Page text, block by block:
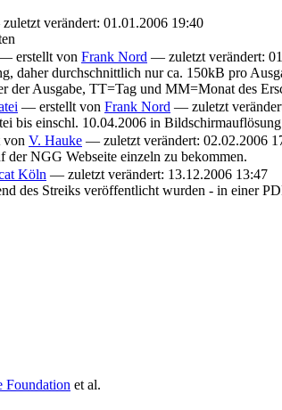
verändert: 01.01.2006 19:40
erstellt von Frank Nord — zuletzt verändert:
daher durchschnittlich nur ca. 150kB pro
Ausgabe, TT=Tag und MM=Monat des
— erstellt von Frank Nord — zuletzt
bis einschl. 10.04.2006 in
von V. Hauke — zuletzt verändert: 02.02.2006
NGG Webseite einzeln zu bekommen.
Köln — zuletzt verändert: 13.12.2006 13:47
des Streiks veröffentlicht wurden - in einer
Foundation et al.